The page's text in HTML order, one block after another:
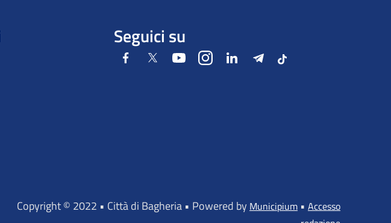
Seguici su
FacebookTwitter YoutubeInstagramLinkedIn Telegram
Tiktok
Copyright © 2022 • Città di Bagheria • Powered by Municipium • Accesso